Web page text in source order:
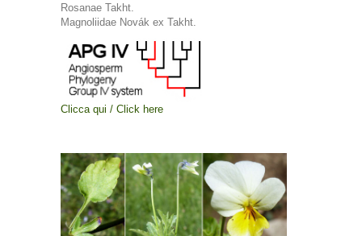
Rosanae Takht.
Magnoliidae Novák ex Takht.
Clicca qui / Click here